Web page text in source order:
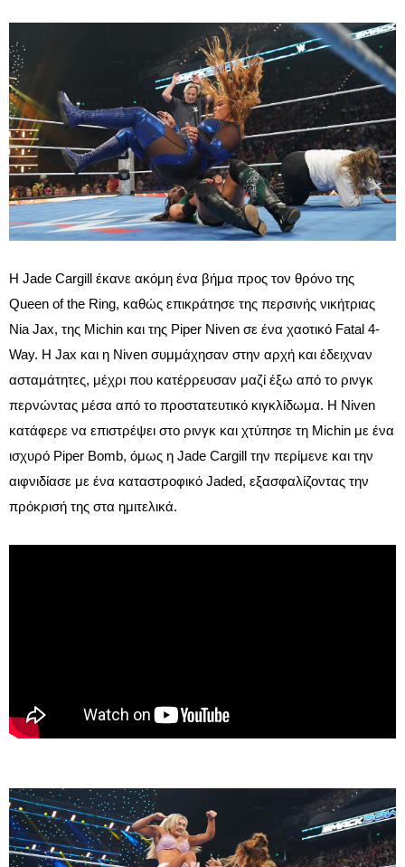
Η Jade Cargill έκανε ακόμη ένα βήμα προς τον θρόνο της
Queen of the Ring, καθώς επικράτησε της περσινής νικήτριας
Nia Jax, της Michin και της Piper Niven σε ένα χαοτικό Fatal 4-
Way. Η Jax και η Niven συμμάχησαν στην αρχή και έδειχναν
ασταμάτητες, μέχρι που κατέρρευσαν μαζί έξω από το ρινγκ
περνώντας μέσα από το προστατευτικό κιγκλίδωμα. Η Niven
κατάφερε να επιστρέψει στο ρινγκ και χτύπησε τη Michin με ένα
ισχυρό Piper Bomb, όμως η Jade Cargill την περίμενε και την
αιφνιδίασε με ένα καταστροφικό Jaded, εξασφαλίζοντας την
πρόκρισή της στα ημιτελικά.